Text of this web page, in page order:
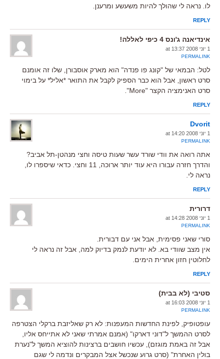
לו. נראה לי שהולך להיות משעשע ומרענן.
REPLY
אינדיאנה ג'ונס 4 כיפי לאללה!
1 יוני 2008 at 13:37
PERMALINK
לטל: הבמאי של "קונג פו פנדה" הוא מארק אוסבורן, שלו זה אומנם
סרט ראשון, אבל הוא כבר הספיק לקבל את התואר *אליל* על בימוי
סרט האנימציה הקצר "More".
REPLY
Dvorit
1 יוני 2008 at 14:20
PERMALINK
אתה רואה את וודי שורד עשר שעות טיסה וחצי מנהטן-תל אביב?
והדרך חזרה עבורו היא עוד יותר ארוכה, 11 וחצי. כדאי שיספרו לו,
נראה לי.
REPLY
דרורית
1 יוני 2008 at 14:28
PERMALINK
סורי שאני פסימית, אבל אני עם דבורית.
אין מצב שוודי בא. לא יודעת לנמק בדיוק למה, אבל זה נראה לי
לחלוטין חזון אחרית הימים.
REPLY
סטיבי (לא בבית)
1 יוני 2008 at 16:03
PERMALINK
עופטופיק, לפינת החדשות המעפנות: לא רק שאליזבת ברקלי הצטרפה
לסרט ההמשך ל"דוני דארקו" (אמנם אמרתי שאני לא אתייחס אליו,
אבל זה באמת מוגזם), עכשיו חושבים ברצינות להוציא המשך ל"נערת
בולין האחרת" (סרט גרוע שנכשל אצל המבקרים ונדמה לי שגם